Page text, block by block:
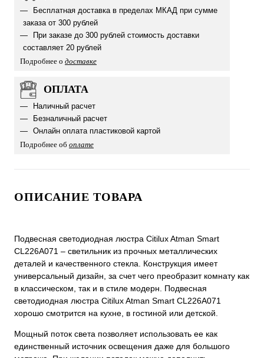
Бесплатная доставка в пределах МКАД при сумме
заказа от 300 рублей
При заказе до 300 рублей стоимость доставки
составляет 20 рублей
Подробнее о доставке
ОПЛАТА
Наличный расчет
Безналичный расчет
Онлайн оплата пластиковой картой
Подробнее об оплате
ОПИСАНИЕ ТОВАРА
Подвесная светодиодная люстра Citilux Atman Smart
CL226A071 – светильник из прочных металлических
деталей и качественного стекла. Конструкция имеет
универсальный дизайн, за счет чего преобразит комнату как
в классическом, так и в стиле модерн. Подвесная
светодиодная люстра Citilux Atman Smart CL226A071
хорошо смотрится на кухне, в гостиной или детской.
Мощный поток света позволяет использовать ее как
единственный источник освещения даже для большого